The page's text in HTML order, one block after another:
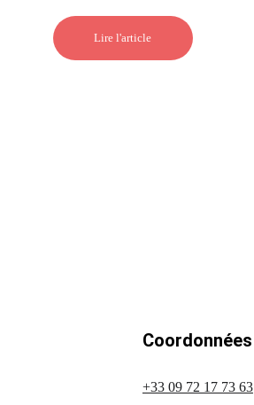
Lire l'article
Coordonnées
+33 09 72 17 73 63